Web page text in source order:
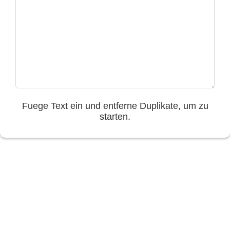
Fuege Text ein und entferne Duplikate, um zu
starten.